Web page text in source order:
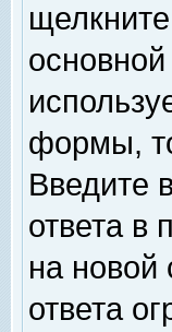
формы,
Введите
ответа в
на новой
ответа